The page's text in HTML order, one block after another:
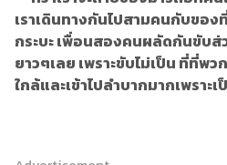
เราเดินทางกันไปสามคนกับขอ
กระบะ เพื่อนสองคนผลัดกันขับส่
ยาวๆเลย เพราะขับไม่เป็น ที่ที่พ
ใกล้และเข้าไปลำบากมากเพรา